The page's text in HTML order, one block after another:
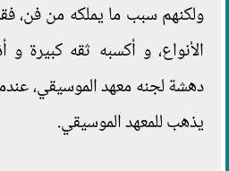
ولكنهم سبب ما يملكه من فن،
الأنواع، و أكسبه ثقه كبيرة
يذهب للمعهد الموسيقي.